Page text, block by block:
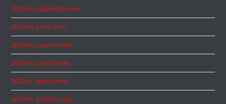
2024 m. balandžio mėn.
2024 m. kovo mėn.
2024 m. vasario mėn.
2024 m. sausio mėn.
2023 m. liepos mėn.
2023 m. birželio mėn.